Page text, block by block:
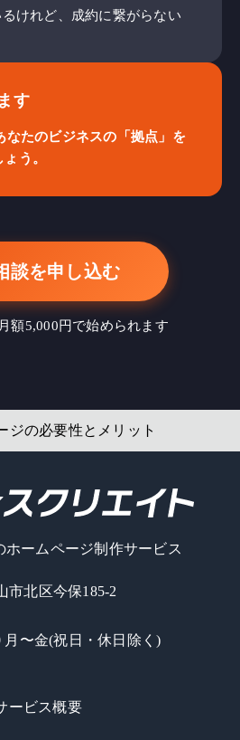
けれど、成約に繋がらない
す
なたのビジネスの「拠点」を
う。
談を申し込む
額5,000円で始められます
ジの必要性とメリット
ホームページ制作サービス
市北区今保185-2
月〜金(祝日・休日除く)
ービス概要